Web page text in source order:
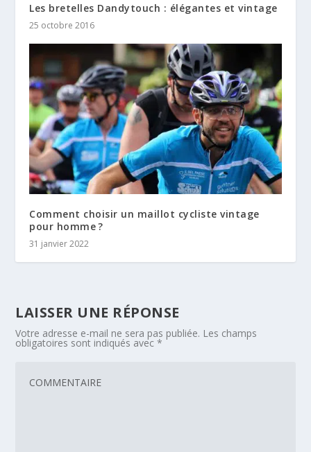
Les bretelles Dandytouch : élégantes et vintage
25 octobre 2016
Comment choisir un maillot cycliste vintage
pour homme ?
31 janvier 2022
LAISSER UNE RÉPONSE
Votre adresse e-mail ne sera pas publiée. Les champs
obligatoires sont indiqués avec*